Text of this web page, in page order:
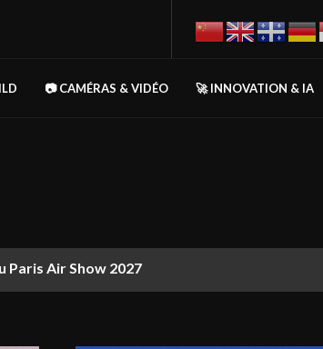
📷 CAMÉRAS & VIDÉO 🚀 INNOVATION & IA
Air Show 2027